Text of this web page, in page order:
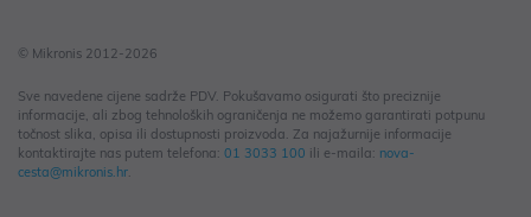
© Mikronis 2012-2026
Sve navedene cijene sadrže PDV. Pokušavamo osigurati što preciznije
informacije, ali zbog tehnoloških ograničenja ne možemo garantirati potpunu
točnost slika, opisa ili dostupnosti proizvoda. Za najažurnije informacije
kontaktirajte nas putem telefona: 01 3033 100 ili e-maila: nova-
cesta@mikronis.hr.